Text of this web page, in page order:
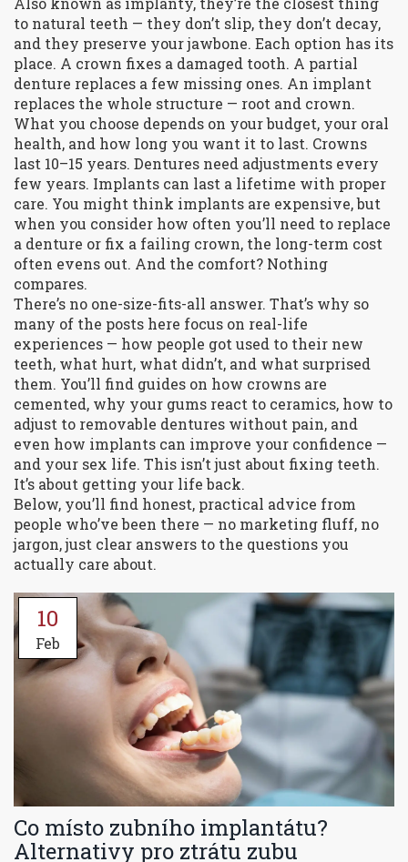
to natural teeth — they don’t slip, they don’t decay,
and they preserve your jawbone. Each option has its
place. A crown fixes a damaged tooth. A partial
denture replaces a few missing ones. An implant
replaces the whole structure — root and crown.
What you choose depends on your budget, your oral
health, and how long you want it to last. Crowns
last 10–15 years. Dentures need adjustments every
few years. Implants can last a lifetime with proper
care. You might think implants are expensive, but
when you consider how often you’ll need to replace
a denture or fix a failing crown, the long-term cost
often evens out. And the comfort? Nothing
compares.
There’s no one-size-fits-all answer. That’s why so
many of the posts here focus on real-life
experiences — how people got used to their new
teeth, what hurt, what didn’t, and what surprised
them. You’ll find guides on how crowns are
cemented, why your gums react to ceramics, how to
adjust to removable dentures without pain, and
even how implants can improve your confidence —
and your sex life. This isn’t just about fixing teeth.
It’s about getting your life back.
Below, you’ll find honest, practical advice from
people who’ve been there — no marketing fluff, no
jargon, just clear answers to the questions you
actually care about.
10
Feb
Co místo zubního implantátu?
Alternativy pro ztrátu zubu